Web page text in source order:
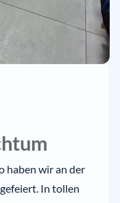
haben wir an der
In tollen